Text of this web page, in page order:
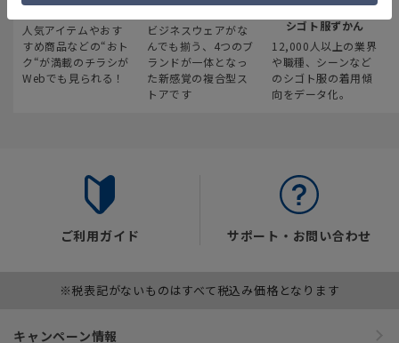
最新のお買い得情報
人気アイテムやおす
すめ商品などの“おト
ク“が満載のチラシが
Webでも見られる！
スーツスクエア
ビジネスウェアがな
んでも揃う、4つのブ
ランドが一体となっ
た新感覚の複合型ス
トアです
みんなの
シゴト服ずかん
12,000人以上の業界
や職種、シーンなど
のシゴト服の着用傾
向をデータ化。
ご利用ガイド サポート・お問い合わせ
※税表記がないものはすべて税込み価格となります
キャンペーン情報